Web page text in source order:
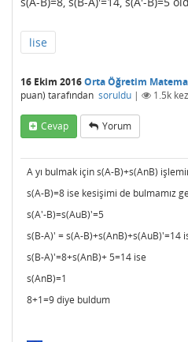
lise
16 Ekim 2016Orta Öğretim
puan) tarafından soruldu | 1.5k
Cevap Yorum
A yı bulmak için s(A-B)+s(AnB)
s(A-B)=8 ise kesişimi de bulmamız
s(A'-B)=s(AuB)'=5
s(B-A)' = s(A-B)+s(AnB)+s(AuB)'=14
s(B-A)'=8+s(AnB)+ 5=14 ise
s(AnB)=1
8+1=9 diye buldum